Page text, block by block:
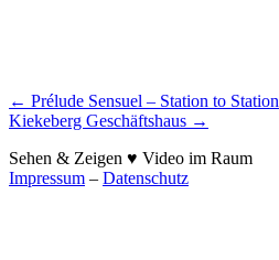
Post
navigation
← Prélude Sensuel – Station to Station
Kiekeberg Geschäftshaus →
Sehen & Zeigen ♥ Video im Raum
Impressum – Datenschutz